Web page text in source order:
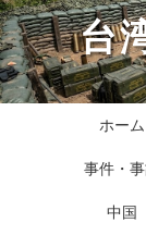
台
ホーム
事件・
中国